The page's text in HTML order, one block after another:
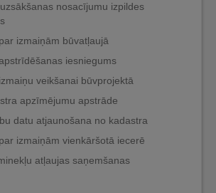
nosacījumu izpildes
izmaiņām būvatļaujā
iesniegums
veikšanai būvprojektā
apzīmējumu apstrāde
datu atjaunošana no kadastra
izmaiņām vienkāršotā iecerē
atļaujas saņemšanas